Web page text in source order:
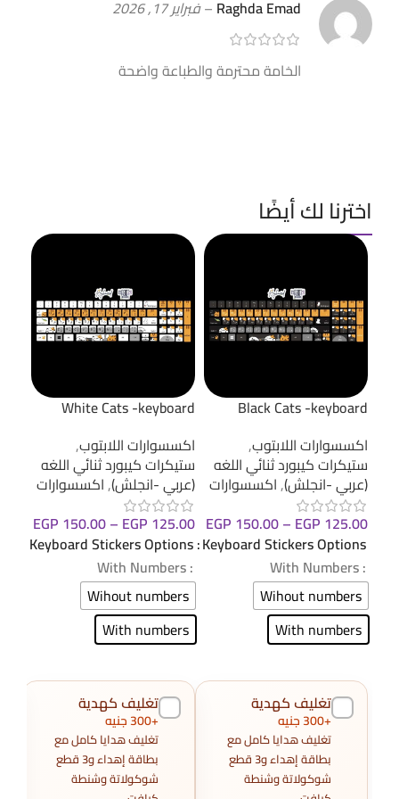
Raghda Emad
–فبراير 17, 2026
الخامة محترمة والطباعة واضحة
اخترنا لك أيضًا
Black Cats -keyboard
اكسسوارات اللابتوب,
ستيكرات كيبورد ثنائي اللغه
(عربي -انجلش),اكسسوارات
EGP 125.00
–
EGP 150.00
Keyboard Stickers Options
: With Numbers
Wihout numbers
With numbers
تغليف كهدية
+300 جنيه
تغليف هدايا كامل مع
بطاقة إهداء و3 قطع
شوكولاتة وشنطة
White Cats -keyboard
اكسسوارات اللابتوب,
ستيكرات كيبورد ثنائي اللغه
(عربي -انجلش),اكسسوارات
EGP 125.00
–
EGP 150.00
Keyboard Stickers Options
: With Numbers
Wihout numbers
With numbers
تغليف كهدية
+300 جنيه
تغليف هدايا كامل مع
بطاقة إهداء و3 قطع
شوكولاتة وشنطة